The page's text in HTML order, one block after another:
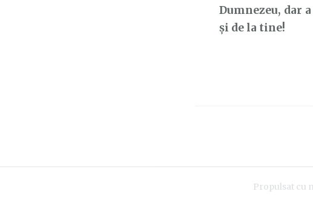
Dumnezeu, dar
și de la tine!
Propulsat cu